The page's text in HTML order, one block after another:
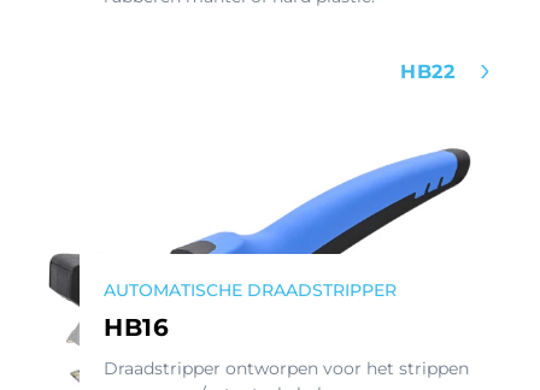
HB22
AUTOMATISCHE DRAADSTRIPPER
HB16
Draadstripper ontworpen voor het strippen